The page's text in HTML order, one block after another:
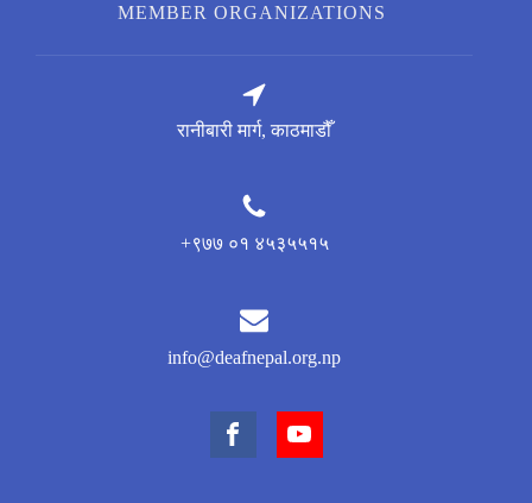
MEMBER ORGANIZATIONS
रानीबारी मार्ग, काठमाडौँ
+९७७ ०१ ४५३५५१५
info@deafnepal.org.np